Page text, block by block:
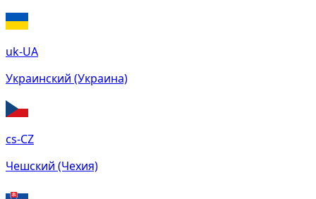
uk-UA
Украинский (Украина)
cs-CZ
Чешский (Чехия)